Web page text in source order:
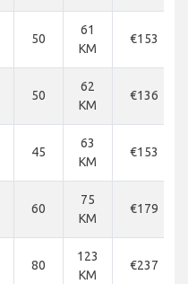
50
61
KM
€153
50
62
KM
€136
45
63
KM
€153
60
75
KM
€179
80
123
KM
€237